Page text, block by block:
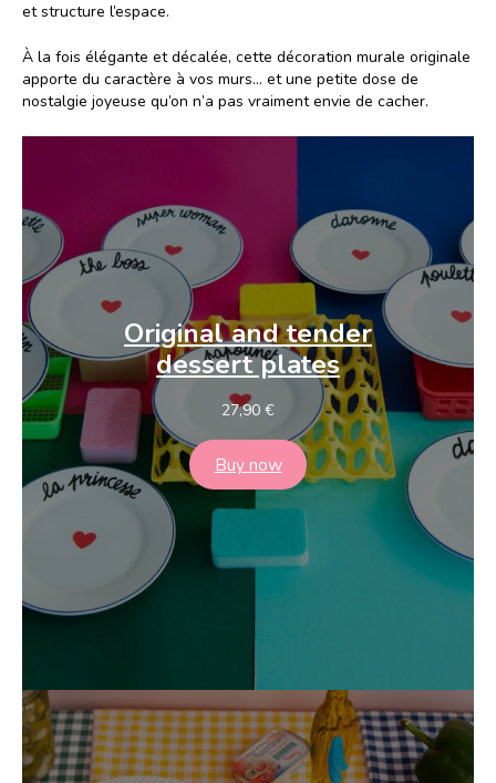
et structure l’espace.
À la fois élégante et décalée, cette décoration murale originale
apporte du caractère à vos murs… et une petite dose de
nostalgie joyeuse qu’on n’a pas vraiment envie de cacher.
Original and tender
dessert plates
27,90 €
Buy now